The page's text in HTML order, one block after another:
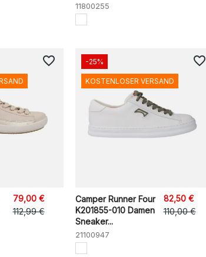
11800255
79,00 €
112,99 €
favorite_border
Camper Runner Four
K201855-010 Damen
Sneaker...
21100947
82,50 €
110,00 €
-25%
KOSTENLOSER VERSAND
favorite_border